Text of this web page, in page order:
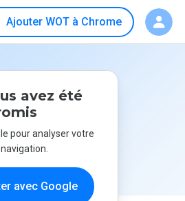
Ajouter WOT à Chrome
avez été
pour analyser votre
avec Google